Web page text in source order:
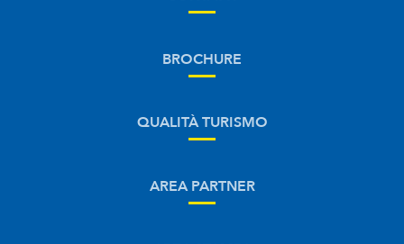
BROCHURE
QUALITÀ TURISMO
AREA PARTNER